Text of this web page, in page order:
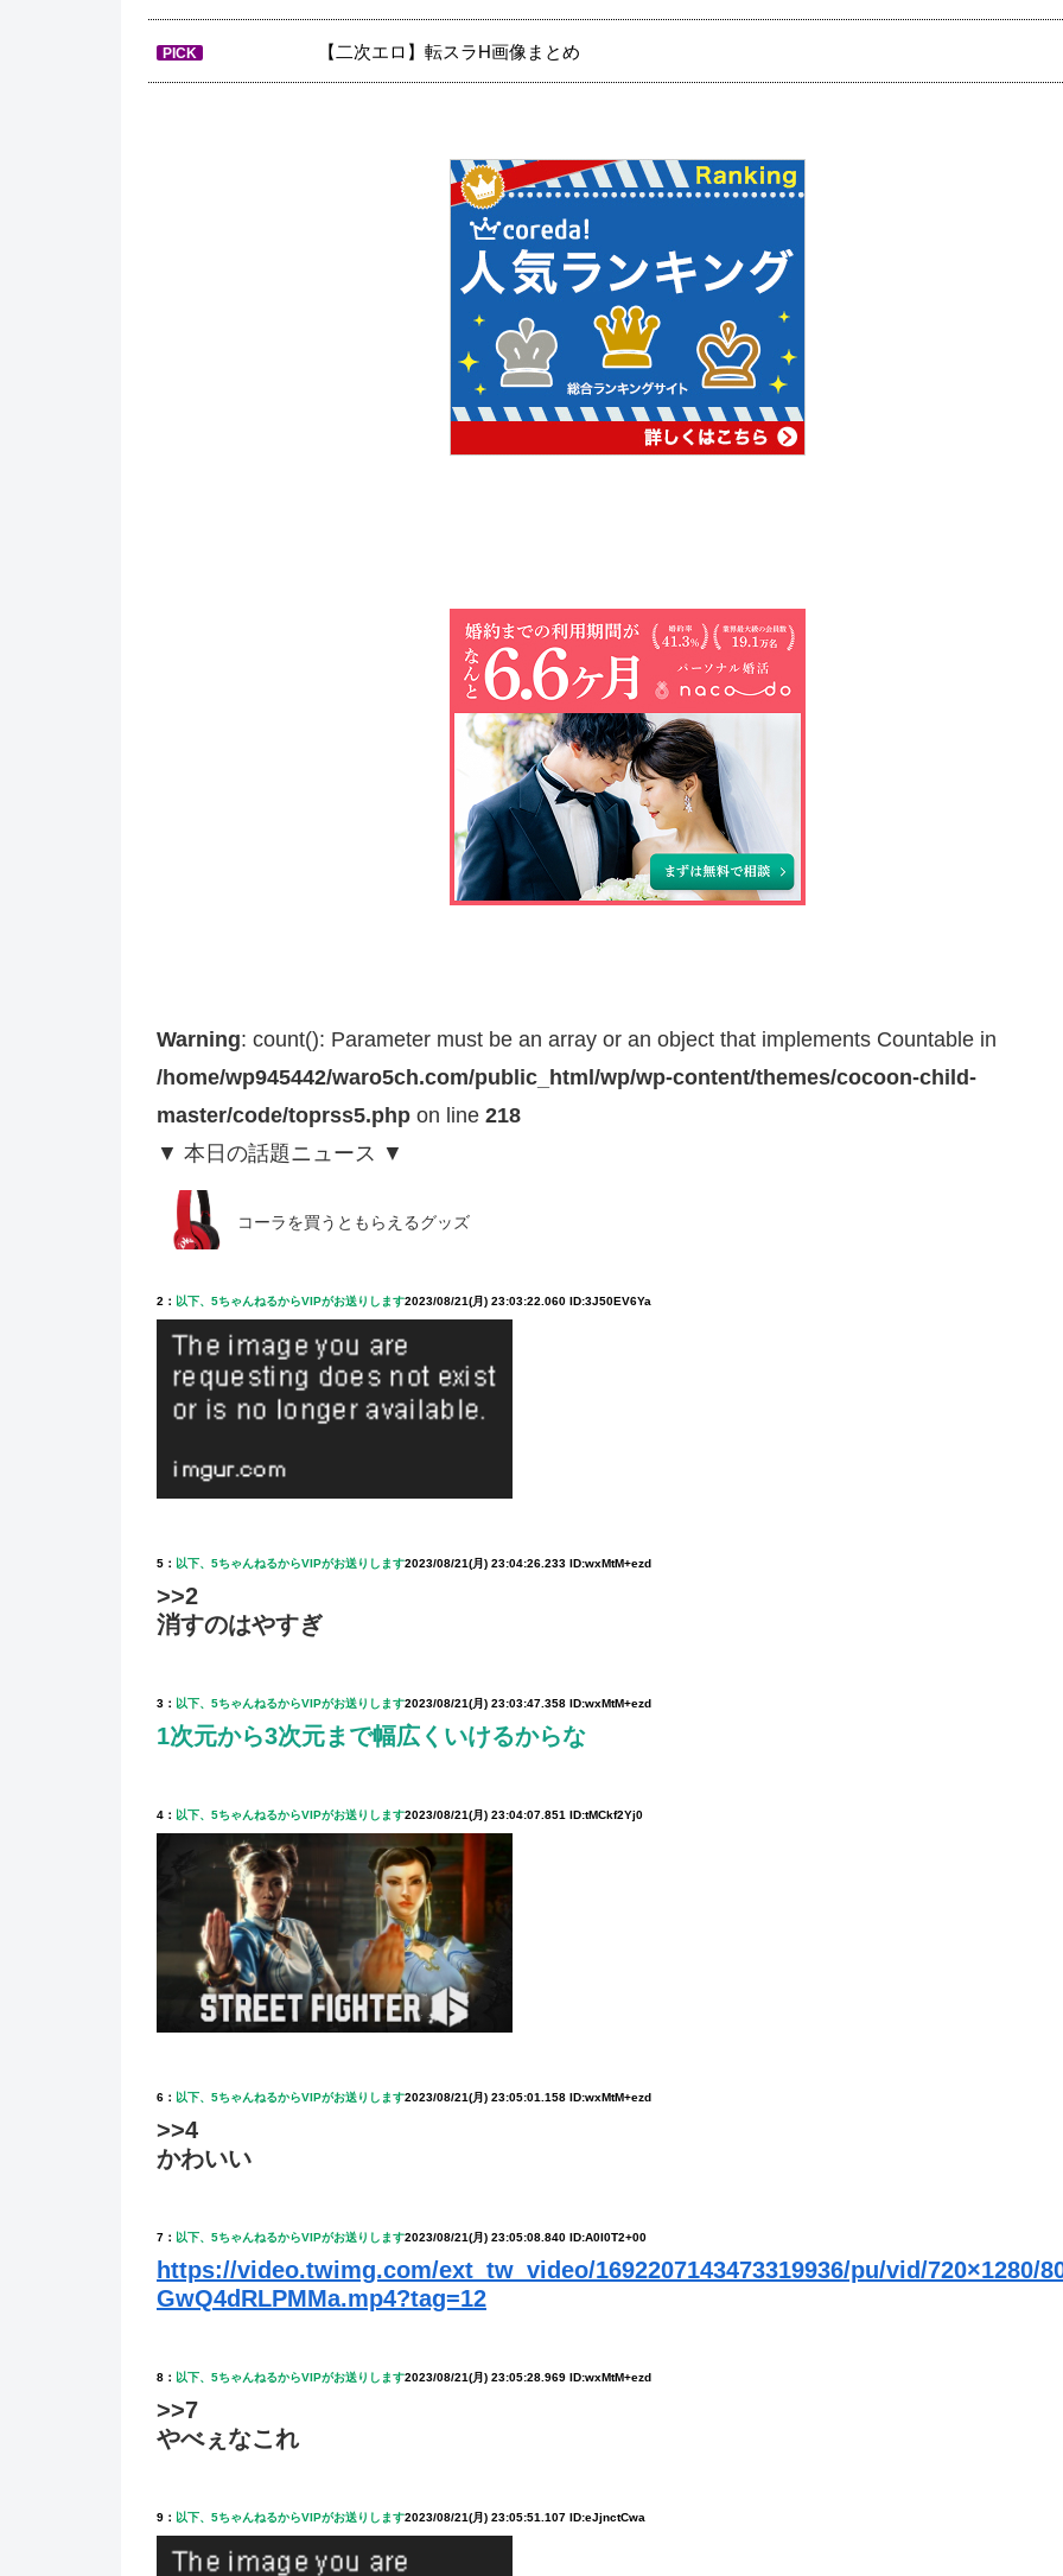
PICK 【二次エロ】転スラH画像まとめ
Warning: count(): Parameter must be an array or an object that implements Countable in
/home/wp945442/waro5ch.com/public_html/wp/wp-content/themes/cocoon-child-
master/code/toprss5.php on line 218
▼ 本日の話題ニュース ▼
コーラを買うともらえるグッズ
2： 以下、5ちゃんねるからVIPがお送りします2023/08/21(月) 23:03:22.060 ID:3J50EV6Ya
5： 以下、5ちゃんねるからVIPがお送りします2023/08/21(月) 23:04:26.233 ID:wxMtM+ezd
>>2
消すのはやすぎ
3： 以下、5ちゃんねるからVIPがお送りします2023/08/21(月) 23:03:47.358 ID:wxMtM+ezd
1次元から3次元まで幅広くいけるからな
4： 以下、5ちゃんねるからVIPがお送りします2023/08/21(月) 23:04:07.851 ID:tMCkf2Yj0
6： 以下、5ちゃんねるからVIPがお送りします2023/08/21(月) 23:05:01.158 ID:wxMtM+ezd
>>4
かわいい
7： 以下、5ちゃんねるからVIPがお送りします2023/08/21(月) 23:05:08.840 ID:A0I0T2+00
https://video.twimg.com/ext_tw_video/1692207143473319936/pu/vid/720×1280/
GwQ4dRLPMMa.mp4?tag=12
8： 以下、5ちゃんねるからVIPがお送りします2023/08/21(月) 23:05:28.969 ID:wxMtM+ezd
>>7
やべぇなこれ
9： 以下、5ちゃんねるからVIPがお送りします2023/08/21(月) 23:05:51.107 ID:eJjnctCwa